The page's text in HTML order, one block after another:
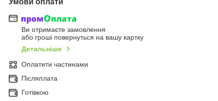
Ви отримаєте замовлення
або гроші повернуться на вашу картку
Детальніше
Оплатити частинами
Післяплата
Готівкою